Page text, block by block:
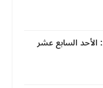
الأحد السابع عشر